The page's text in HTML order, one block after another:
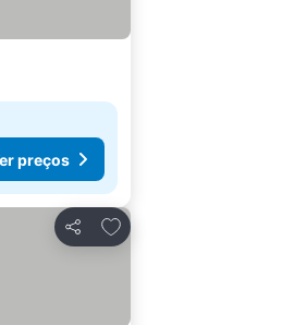
preços
Partilhar
Adicionar aos favoritos